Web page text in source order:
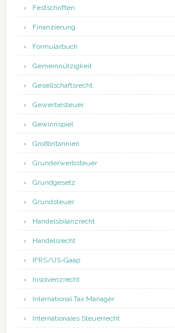
Festschriften
Finanzierung
Formularbuch
Gemeinnützigkeit
Gesellschaftsrecht
Gewerbesteuer
Gewinnspiel
Großbritannien
Grunderwerbsteuer
Grundgesetz
Grundsteuer
Handelsbilanzrecht
Handelsrecht
IFRS/US-Gaap
Insolvenzrecht
International Tax Manager
Internationales Steuerrecht